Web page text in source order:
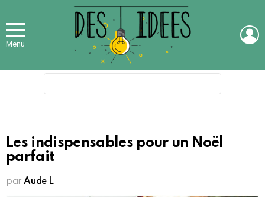
Menu
Les indispensables pour un Noël
parfait
par Aude L